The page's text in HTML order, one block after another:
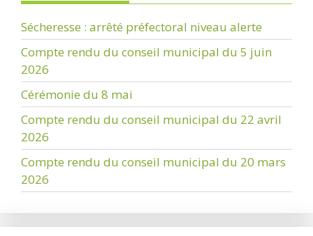
Sécheresse : arrêté préfectoral niveau alerte
Compte rendu du conseil municipal du 5 juin
2026
Cérémonie du 8 mai
Compte rendu du conseil municipal du 22 avril
2026
Compte rendu du conseil municipal du 20 mars
2026